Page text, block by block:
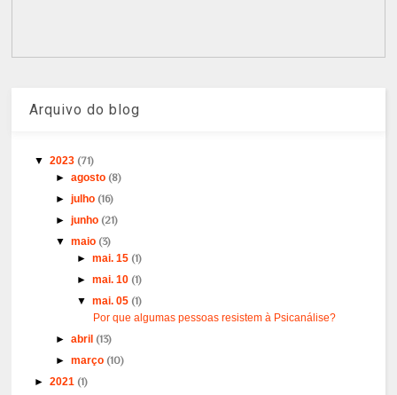
Arquivo do blog
▼2023 (71)
►agosto (8)
►julho (16)
►junho (21)
▼maio (3)
►mai. 15 (1)
►mai. 10 (1)
▼mai. 05 (1)
Por que algumas pessoas resistem à Psicanálise?
►abril (13)
►março (10)
►2021 (1)